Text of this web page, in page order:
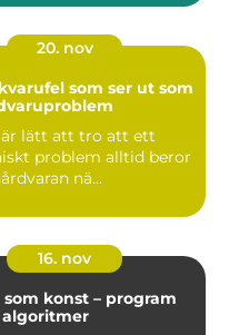
20. nov
som ser ut som
lätt att tro att ett
problem alltid beror
nä...
16. nov
som konst – program
algoritmer